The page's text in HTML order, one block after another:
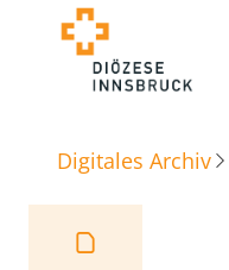
Digitales Archiv